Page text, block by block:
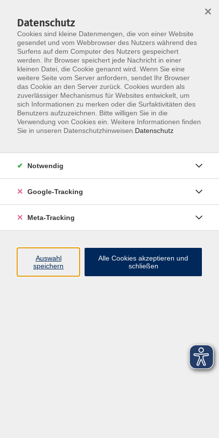
Skip to main content
Der Kurs konnte nicht gefunden werden.
Über uns
Datenschutz
Cookies sind kleine Datenmengen, die von einer Website
gesendet und vom Webbrowser des Nutzers während des
Surfens auf dem Computer des Nutzers gespeichert
werden. Ihr Browser speichert jede Nachricht in einer
kleinen Datei, die Cookie genannt wird. Wenn Sie eine
weitere Seite vom Server anfordern, sendet Ihr Browser
das Cookie an den Server zurück. Cookies wurden als
zuverlässiger Mechanismus für Websites entwickelt, um
sich Informationen zu merken oder die Surfaktivitäten des
Benutzers aufzuzeichnen. Bitte willigen Sie in die
Verwendung von Cookies ein. Weitere Informationen finden
Sie in unseren Datenschutzhinweisen. Datenschutz
×
Notwendig
Google-Tracking
Meta-Tracking
Auswahl
speichern
Alle Cookies akzeptieren und
schließen